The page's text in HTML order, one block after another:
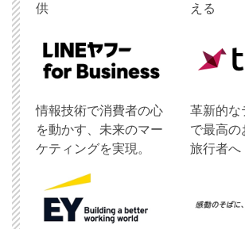
供
える
情報技術で消費者の心
を動かす、未来のマー
ケティングを実現。
革新的な
で最高の
旅行者へ